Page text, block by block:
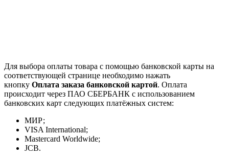
Для выбора оплаты товара с помощью банковской карты на
соответствующей странице необходимо нажать
кнопку Оплата заказа банковской картой. Оплата
происходит через ПАО СБЕРБАНК с использованием
банковских карт следующих платёжных систем:
МИР;
VISA International;
Mastercard Worldwide;
JCB.